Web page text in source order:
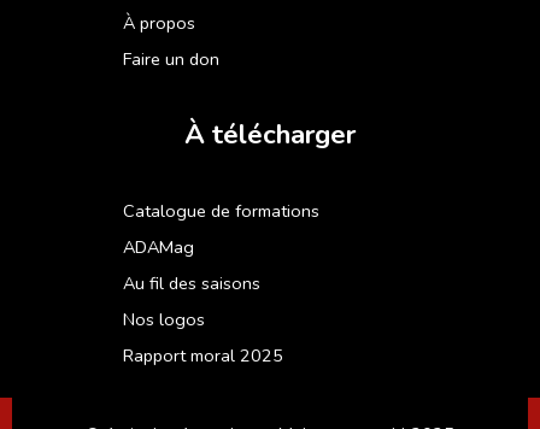
À propos
Faire un don
À télécharger
Catalogue de formations
ADAMag
Au fil des saisons
Nos logos
Rapport moral 2025